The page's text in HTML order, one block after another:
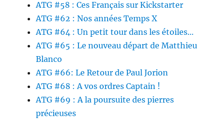
ATG #58 : Ces Français sur Kickstarter
ATG #62 : Nos années Temps X
ATG #64 : Un petit tour dans les étoiles…
ATG #65 : Le nouveau départ de Matthieu
Blanco
ATG #66: Le Retour de Paul Jorion
ATG #68 : A vos ordres Captain !
ATG #69 : A la poursuite des pierres
précieuses